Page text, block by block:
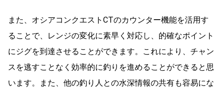
また、オシアコンクエストCTのカウンター機能を活用す
ることで、レンジの変化に素早く対応し、的確なポイント
にジグを到達させることができます。これにより、チャン
スを逃すことなく効率的に釣りを進めることができると思
います。また、他の釣り人との水深情報の共有も容易にな